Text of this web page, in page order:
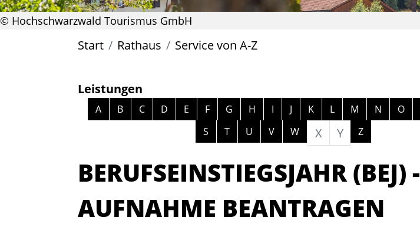
© Hochschwarzwald Tourismus GmbH
Start Rathaus Service von A-Z
Leistungen
Alphabetisches Register überspringen
A B C D E F G H I J K L M N O
S
T U V W X Y Z
BERUFSEINSTIEGSJAHR (BEJ) -
AUFNAHME BEANTRAGEN